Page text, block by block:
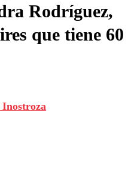
Rodríguez,
que tiene 60